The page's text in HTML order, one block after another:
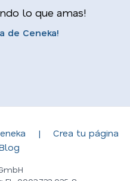
lo que amas!
de Ceneka!
|
Crea tu página